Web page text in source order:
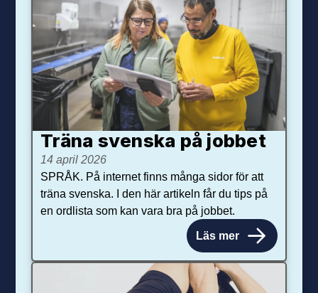
Träna svenska på jobbet
14 april 2026
SPRÅK. På internet finns många sidor för att
träna svenska. I den här artikeln får du tips på
en ordlista som kan vara bra på jobbet.
Läs mer